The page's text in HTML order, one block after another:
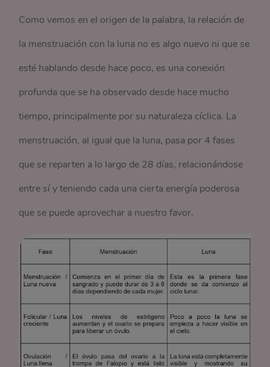
Como vemos en el origen de la palabra, la relación de
la menstruación con la luna no es algo nuevo ni que se
esté hablando desde hace poco, es una conexión
profunda que se ha observado desde hace mucho
tiempo, principalmente por su naturaleza cíclica. La
menstruación, al igual que la luna, pasa por 4 fases
que se reparten a lo largo de 28 días, relacionándose
entre sí y teniendo cada una cierta energía poderosa
que se puede aprovechar a nuestro favor.